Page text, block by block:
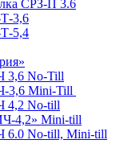
СРЗ-П 3.6
3,6
5,4
3,6 No-Till
3,6 Mini-Till
4,2 No-till
4,2» Mini-till
6.0 No-till, Mini-till